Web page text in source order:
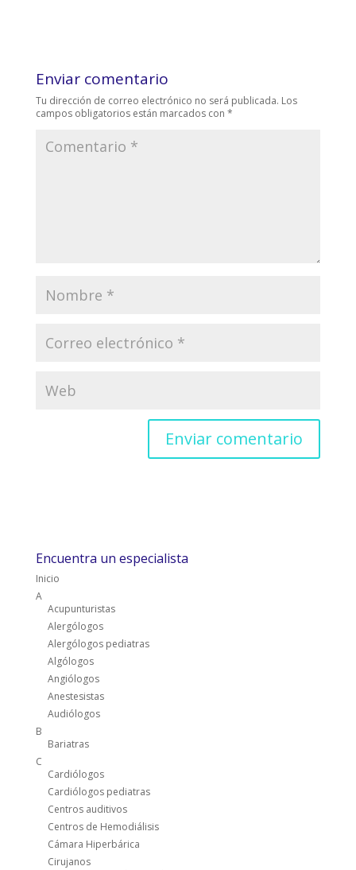
Enviar comentario
Tu dirección de correo electrónico no será publicada. Los
campos obligatorios están marcados con *
Encuentra un especialista
Inicio
A
Acupunturistas
Alergólogos
Alergólogos pediatras
Algólogos
Angiólogos
Anestesistas
Audiólogos
B
Bariatras
C
Cardiólogos
Cardiólogos pediatras
Centros auditivos
Centros de Hemodiálisis
Cámara Hiperbárica
Cirujanos